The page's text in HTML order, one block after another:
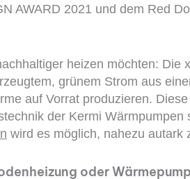
AWARD 2021 und dem Red
heizen möchten: Die
grünem Strom aus
auf Vorrat produzieren.
der Kermi Wärmpumpen
wird es möglich, nahezu autark
oder